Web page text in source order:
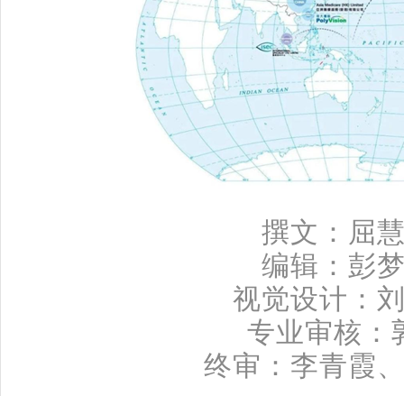
撰文：屈
编辑：彭
视觉设计：
专业审核：
终审：李青霞